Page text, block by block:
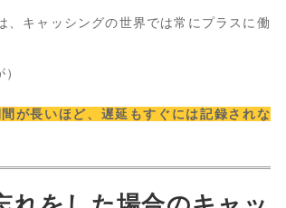
、キャッシングの世界では常にプラスに働
が長いほど、遅延もすぐには記録されな